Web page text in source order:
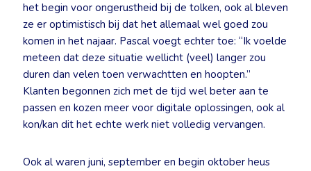
het begin voor ongerustheid bij de tolken, ook al bleven
ze er optimistisch bij dat het allemaal wel goed zou
komen in het najaar. Pascal voegt echter toe: “Ik voelde
meteen dat deze situatie wellicht (veel) langer zou
duren dan velen toen verwachtten en hoopten.”
Klanten begonnen zich met de tijd wel beter aan te
passen en kozen meer voor digitale oplossingen, ook al
kon/kan dit het echte werk niet volledig vervangen.
Ook al waren juni, september en begin oktober heus